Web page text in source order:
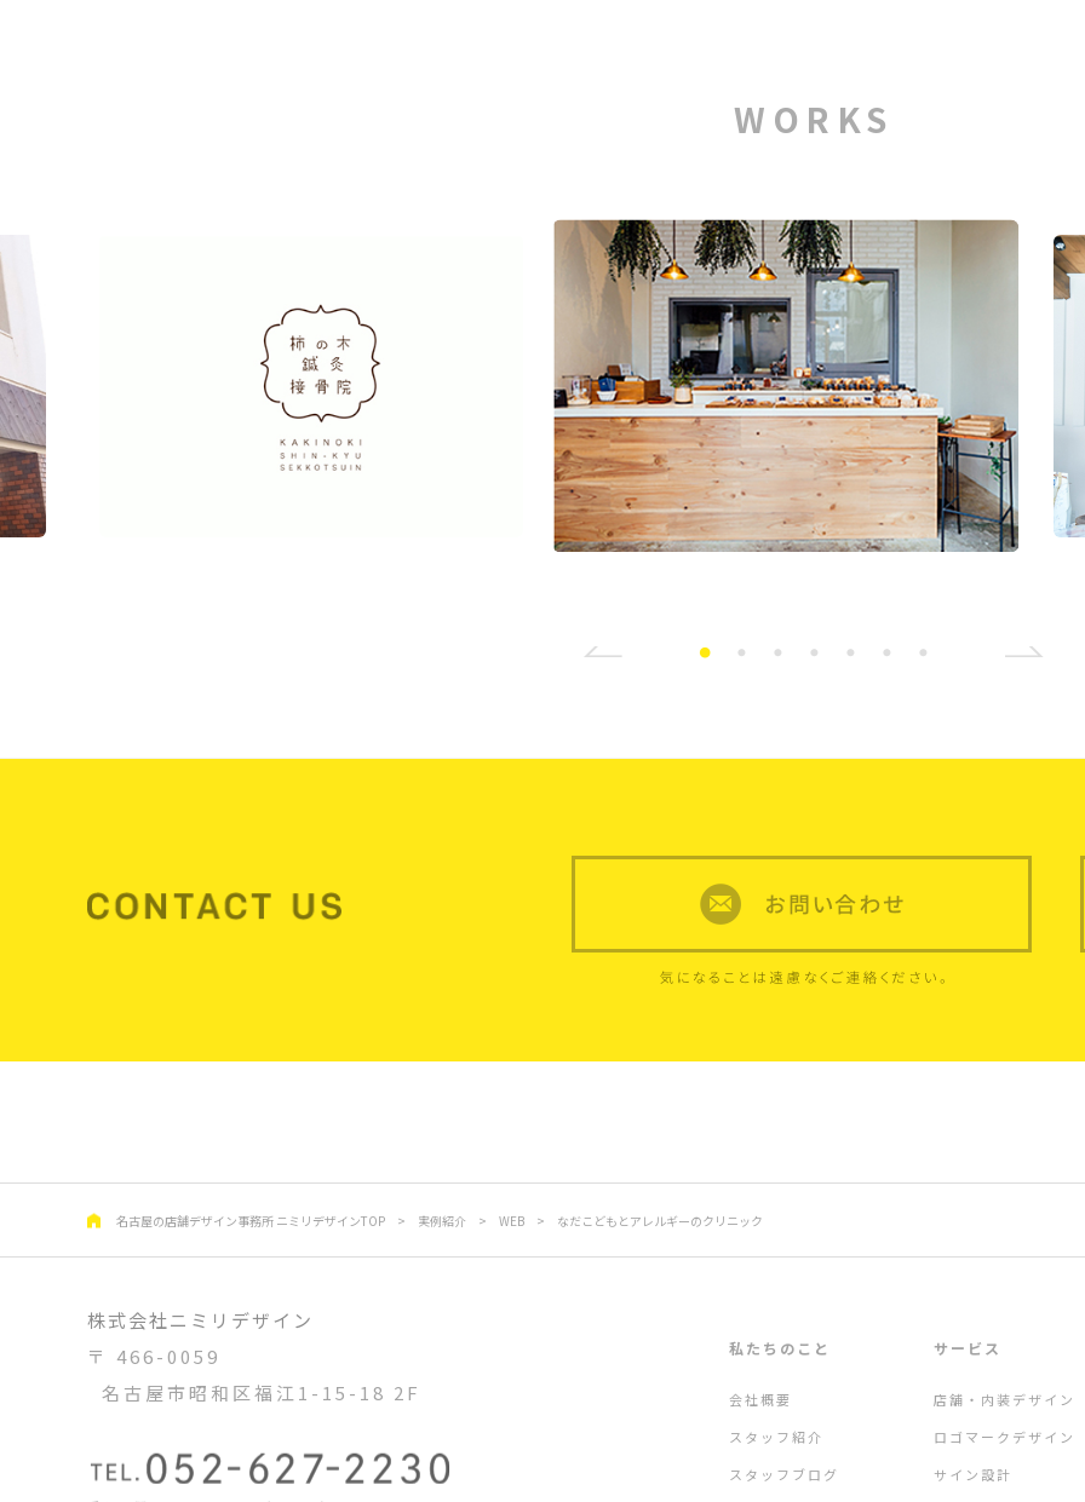
WORKS
名古屋の店舗デザイン事務所 ニミリデザインTOP > 実例紹介 > WEB > なだこどもとアレルギーのクリニック
株式会社ニミリデザイン
〒 466-0059
名古屋市昭和区福江1-15-18 2F
私たちのこと
会社概要
スタッフ紹介
スタッフブログ
サービス
店舗・内装デザイン
ロゴマークデザイン
サイン設計